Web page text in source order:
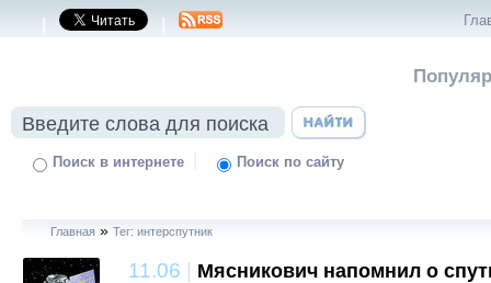
| |
Поиск в интернете | Поиск по сайту
Главная » Тег: интерспутник
11.06 | Мясникович напомнил о